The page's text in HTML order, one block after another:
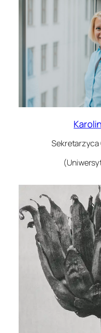
Sekretarzyca